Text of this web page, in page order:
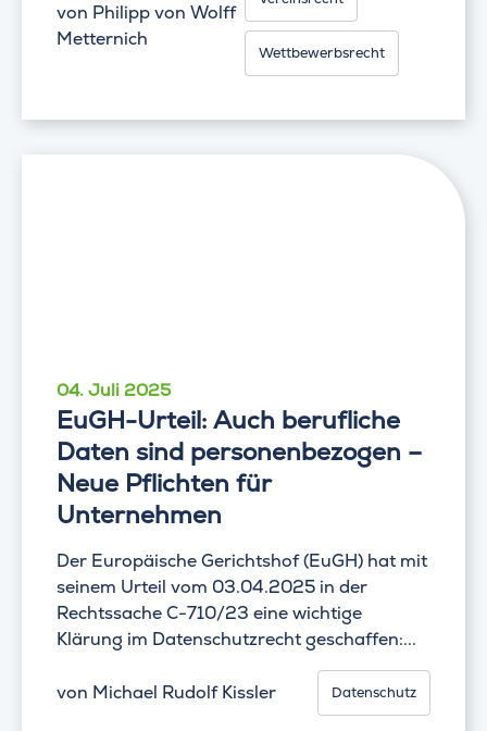
von Philipp von Wolff
Metternich
Wettbewerbsrecht
04. Juli 2025
EuGH-Urteil: Auch berufliche
Daten sind personenbezogen –
Neue Pflichten für
Unternehmen
Der Europäische Gerichtshof (EuGH) hat mit
seinem Urteil vom 03.04.2025 in der
Rechtssache C-710/23 eine wichtige
Klärung im Datenschutzrecht geschaffen:...
von Michael Rudolf Kissler Datenschutz